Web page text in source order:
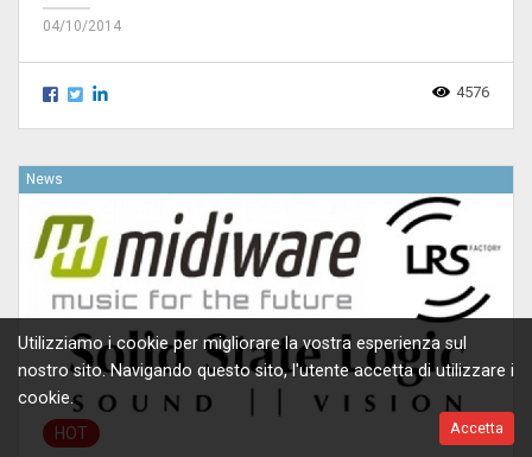
Utilizziamo i cookie per migliorare la vostra esperienza sul
nostro sito. Navigando questo sito, l'utente accetta di utilizzare i
cookie.
Accetta
04/10/2014
4576
News
HOT